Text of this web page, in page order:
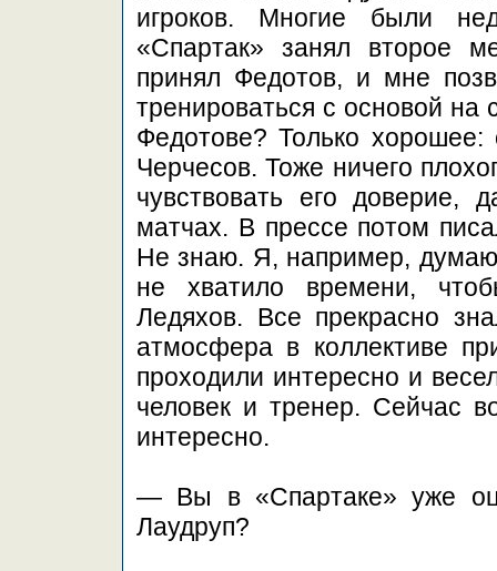
игроков. Многие были
«Спартак» занял второе
принял Федотов, и мне
тренироваться с основой на
Федотове? Только
Черчесов. Тоже ничего
чувствовать его доверие,
матчах. В прессе потом
Не знаю. Я, например,
не хватило времени,
Ледяхов. Все прекрасно
атмосфера в коллективе
проходили интересно и
человек и тренер. Сейчас
интересно.
— Вы в «Спартаке» уже
Лаудруп?